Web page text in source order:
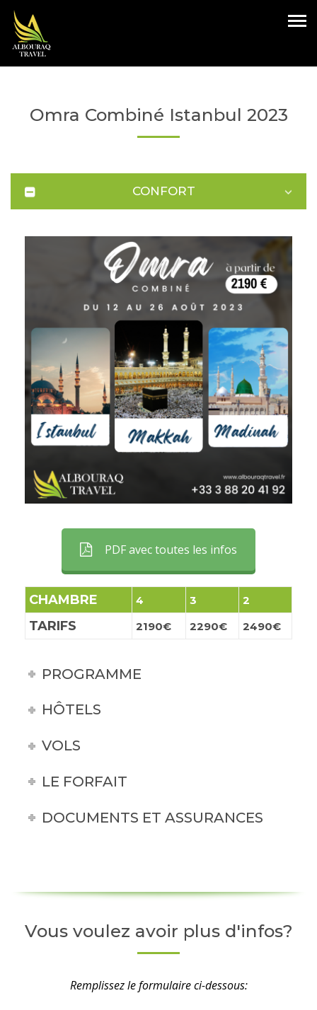
Omra Combiné Istanbul 2023
CONFORT
PDF avec toutes les infos
CHAMBRE 4 3 2
TARIFS 2190€ 2290€ 2490€
PROGRAMME
HÔTELS
VOLS
LE FORFAIT
DOCUMENTS ET ASSURANCES
Vous voulez avoir plus d'infos?
Remplissez le formulaire ci-dessous: